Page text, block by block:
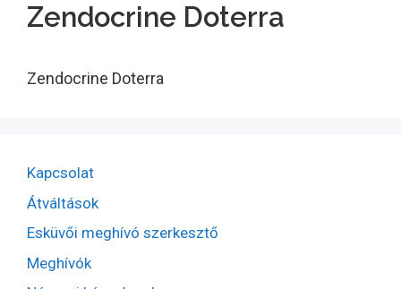
Zendocrine Doterra
Zendocrine Doterra
Kapcsolat
Átváltások
Esküvői meghívó szerkesztő
Meghívók